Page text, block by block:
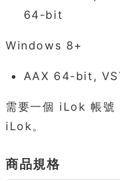
64-bit
Windows 8+
AAX 64-bit,
需要一個 iLok 帳號
iLok。
商品規格